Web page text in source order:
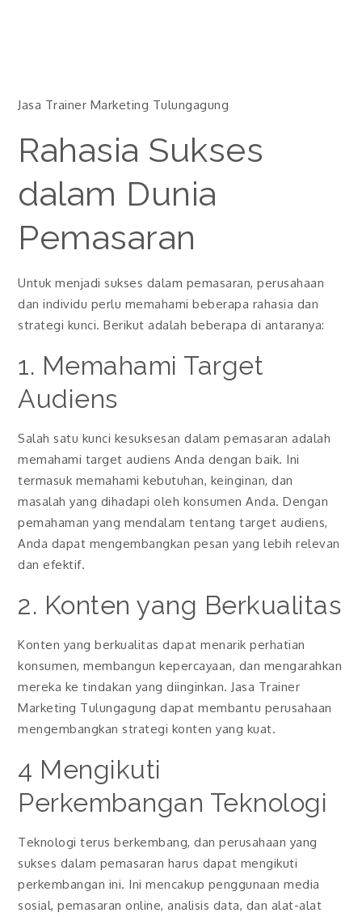
Jasa Trainer Marketing Tulungagung
Rahasia Sukses
dalam Dunia
Pemasaran
Untuk menjadi sukses dalam pemasaran, perusahaan
dan individu perlu memahami beberapa rahasia dan
strategi kunci. Berikut adalah beberapa di antaranya:
1. Memahami Target
Audiens
Salah satu kunci kesuksesan dalam pemasaran adalah
memahami target audiens Anda dengan baik. Ini
termasuk memahami kebutuhan, keinginan, dan
masalah yang dihadapi oleh konsumen Anda. Dengan
pemahaman yang mendalam tentang target audiens,
Anda dapat mengembangkan pesan yang lebih relevan
dan efektif.
2. Konten yang Berkualitas
Konten yang berkualitas dapat menarik perhatian
konsumen, membangun kepercayaan, dan mengarahkan
mereka ke tindakan yang diinginkan. Jasa Trainer
Marketing Tulungagung dapat membantu perusahaan
mengembangkan strategi konten yang kuat.
4 Mengikuti
Perkembangan Teknologi
Teknologi terus berkembang, dan perusahaan yang
sukses dalam pemasaran harus dapat mengikuti
perkembangan ini. Ini mencakup penggunaan media
sosial, pemasaran online, analisis data, dan alat-alat